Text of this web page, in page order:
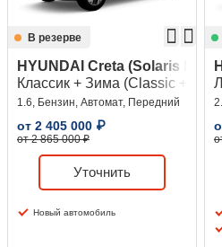
В резерве
HYUNDAI Creta (Solaris HC)
Классик + Зима (Classic +
1.6, Бензин, Автомат, Передний
от 2 405 000 ₽
от 2 865 000 ₽
Уточнить
Новый автомобиль